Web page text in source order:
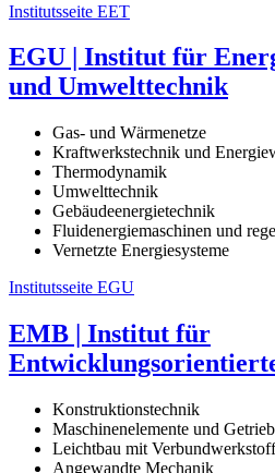
Institutsseite EET
EGU | Institut für
und Umwelttechnik
Gas- und Wärmenetze
Kraftwerkstechnik und
Thermodynamik
Umwelttechnik
Gebäudeenergietechnik
Fluidenergiemaschinen und
Vernetzte Energiesysteme
Institutsseite EGU
EMB | Institut für
Konstruktionstechnik
Maschinenelemente und
Leichtbau mit
Angewandte Mechanik